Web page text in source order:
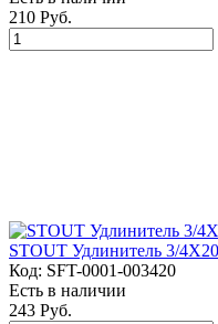
210 Руб.
STOUT Удлинитель 3/4X20
Код: SFT-0001-003420
Есть в наличии
243 Руб.